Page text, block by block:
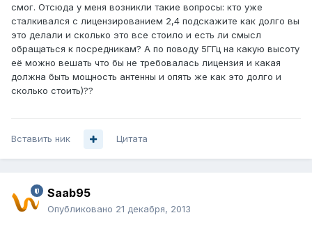
смог. Отсюда у меня возникли такие вопросы: кто уже
сталкивался с лицензированием 2,4 подскажите как долго вы
это делали и сколько это все стоило и есть ли смысл
обращаться к посредникам? А по поводу 5ГГц на какую высоту
её можно вешать что бы не требовалась лицензия и какая
должна быть мощность антенны и опять же как это долго и
сколько стоить)??
Вставить ник Цитата
Saab95
Опубликовано 21 декабря, 2013